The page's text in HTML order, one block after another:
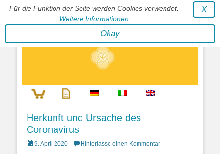
Für die Funktion der Seite werden Cookies verwendet.
Weitere Informationen
X
Okay
Stephan Wunderlich Verlag
Literatur zur Förderung der Gestaltfähigkeit des Lebens
Herkunft und Ursache des
Coronavirus
Posted
9. April 2020 Hinterlasse einen Kommentar